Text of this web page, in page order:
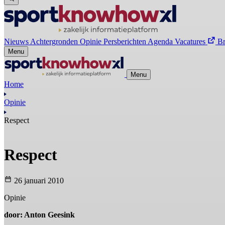
Nieuws Achtergronden Opinie Persberichten Agenda Vacatures
Menu
Menu
Home
Opinie
Respect
Respect
26 januari 2010
Opinie
door: Anton Geesink